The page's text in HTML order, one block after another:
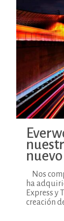
Nos
ha
Express y
creación